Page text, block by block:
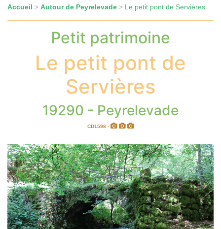
Accueil > Autour de Peyrelevade > Le petit pont de Servières
Petit patrimoine
Le petit pont de
Servières
19290 - Peyrelevade
CD1598 -